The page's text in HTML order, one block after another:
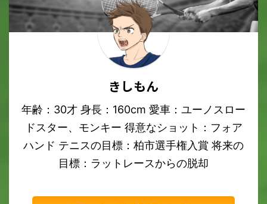
きしもん
年齢：30才 身長：160cm 愛車：ユーノスロー
ドスター、モンキー 得意なショット：フォア
ハンド テニスの目標：柏市選手権入賞 将来の
目標：ラットレースからの脱却